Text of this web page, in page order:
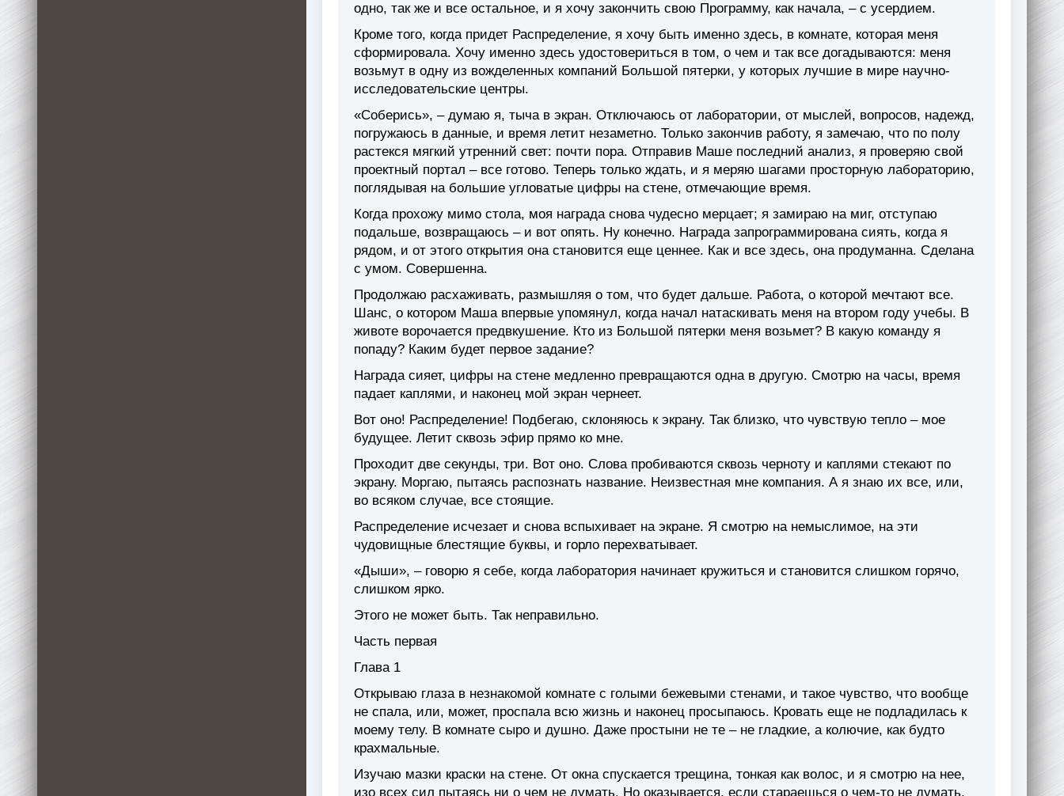
одно, так же и все остальное, и я хочу закончить свою Программу, как начала, – с усердием.
Кроме того, когда придет Распределение, я хочу быть именно здесь, в комнате, которая меня
сформировала. Хочу именно здесь удостовериться в том, о чем и так все догадываются: меня
возьмут в одну из вожделенных компаний Большой пятерки, у которых лучшие в мире научно-
исследовательские центры.
«Соберись», – думаю я, тыча в экран. Отключаюсь от лаборатории, от мыслей, вопросов, надежд,
погружаюсь в данные, и время летит незаметно. Только закончив работу, я замечаю, что по полу
растекся мягкий утренний свет: почти пора. Отправив Маше последний анализ, я проверяю свой
проектный портал – все готово. Теперь только ждать, и я меряю шагами просторную лабораторию,
поглядывая на большие угловатые цифры на стене, отмечающие время.
Когда прохожу мимо стола, моя награда снова чудесно мерцает; я замираю на миг, отступаю
подальше, возвращаюсь – и вот опять. Ну конечно. Награда запрограммирована сиять, когда я
рядом, и от этого открытия она становится еще ценнее. Как и все здесь, она продуманна. Сделана
с умом. Совершенна.
Продолжаю расхаживать, размышляя о том, что будет дальше. Работа, о которой мечтают все.
Шанс, о котором Маша впервые упомянул, когда начал натаскивать меня на втором году учебы. В
животе ворочается предвкушение. Кто из Большой пятерки меня возьмет? В какую команду я
попаду? Каким будет первое задание?
Награда сияет, цифры на стене медленно превращаются одна в другую. Смотрю на часы, время
падает каплями, и наконец мой экран чернеет.
Вот оно! Распределение! Подбегаю, склоняюсь к экрану. Так близко, что чувствую тепло – мое
будущее. Летит сквозь эфир прямо ко мне.
Проходит две секунды, три. Вот оно. Слова пробиваются сквозь черноту и каплями стекают по
экрану. Моргаю, пытаясь распознать название. Неизвестная мне компания. А я знаю их все, или,
во всяком случае, все стоящие.
Распределение исчезает и снова вспыхивает на экране. Я смотрю на немыслимое, на эти
чудовищные блестящие буквы, и горло перехватывает.
«Дыши», – говорю я себе, когда лаборатория начинает кружиться и становится слишком горячо,
слишком ярко.
Этого не может быть. Так неправильно.
Часть первая
Глава 1
Открываю глаза в незнакомой комнате с голыми бежевыми стенами, и такое чувство, что вообще
не спала, или, может, проспала всю жизнь и наконец просыпаюсь. Кровать еще не подладилась к
моему телу. В комнате сыро и душно. Даже простыни не те – не гладкие, а колючие, как будто
крахмальные.
Изучаю мазки краски на стене. От окна спускается трещина, тонкая как волос, и я смотрю на нее,
изо всех сил пытаясь ни о чем не думать. Но оказывается, если стараешься о чем-то не думать,